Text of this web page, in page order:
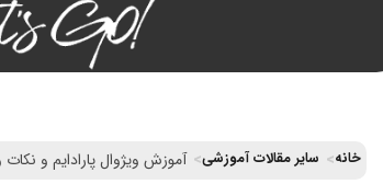
خانه سایر مقالات آموزشی آموزش ویژوال پارادایم و